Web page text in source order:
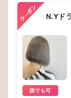
N.Yド
誰でも可